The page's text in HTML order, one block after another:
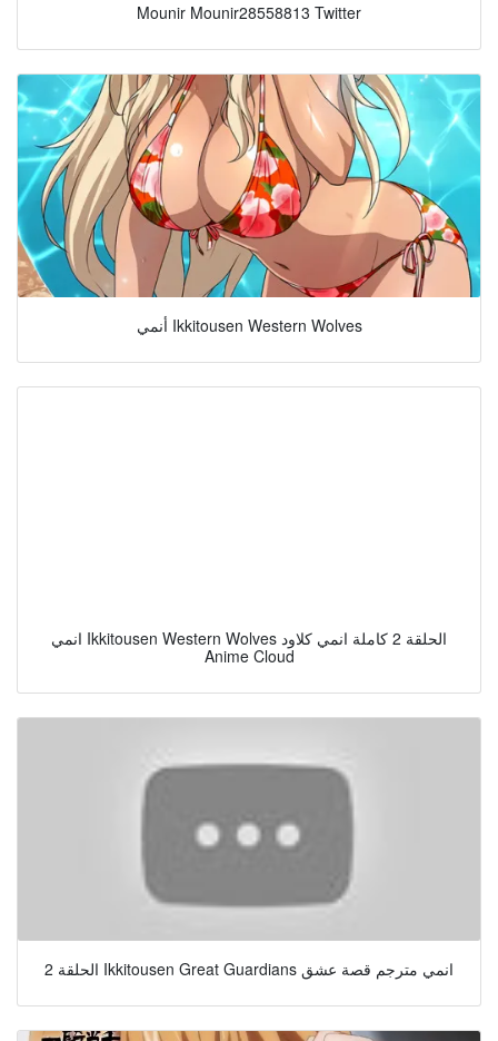
Mounir Mounir28558813 Twitter
أنمي Ikkitousen Western Wolves
انمي Ikkitousen Western Wolves الحلقة 2 كاملة انمي كلاود
Anime Cloud
الحلقة 2 Ikkitousen Great Guardians انمي مترجم قصة عشق